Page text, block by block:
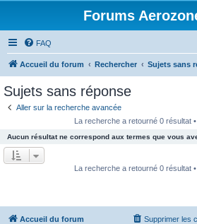
Forums
FAQ
Accueil du forum Rechercher Sujets sans
Sujets sans réponse
Aller sur la recherche avancée
La recherche a retourné 0 résultat
Aucun résultat ne correspond aux termes que vous
La recherche a retourné 0 résultat
Accueil du forum Supprimer les